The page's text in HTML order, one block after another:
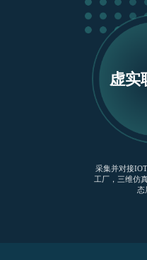
虚实
采集并对接
工厂，三维仿
态